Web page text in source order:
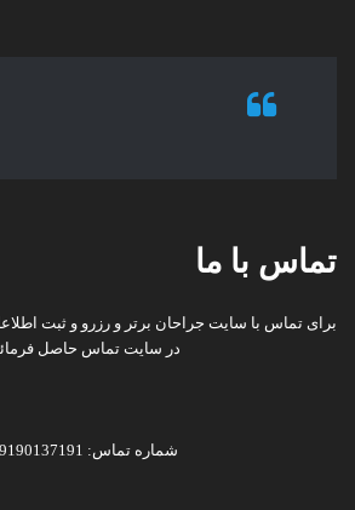
تماس با ما
برای تماس با سایت جراحان برتر و رزرو و ثبت
در سایت تماس حاصل
شماره تماس: 09190137191